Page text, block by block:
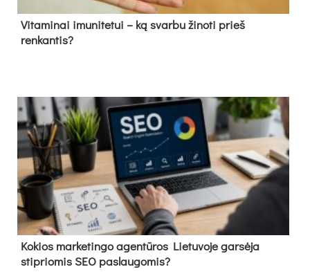
Vitaminai imunitetui – ką svarbu žinoti prieš
renkantis?
Kokios marketingo agentūros Lietuvoje garsėja
stipriomis SEO paslaugomis?